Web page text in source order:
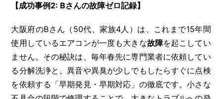
【成功事例2: Bさんの故障ゼロ記録】
大阪府のBさん（50代、家族4人）は、これまで15年間
使用しているエアコンが一度も大きな故障を起こしてい
ません。その秘訣は、毎年春先に専門業者に依頼してい
る分解洗浄と、異音や異臭が少しでもしたらすぐに点検
を依頼する「早期発見・早期対応」の徹底です。小さな